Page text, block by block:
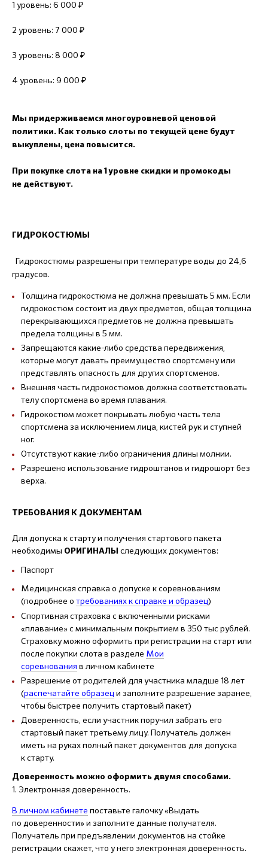
1 уровень: 6 000 ₽
2 уровень: 7 000 ₽
3 уровень: 8 000 ₽
4 уровень: 9 000 ₽
Мы придерживаемся многоуровневой ценовой
политики. Как только слоты по текущей цене будут
выкуплены, цена повысится.
При покупке слота на 1 уровне скидки и промокоды
не действуют.
ГИДРОКОСТЮМЫ
Гидрокостюмы разрешены при температуре воды до 24,6
градусов.
Толщина гидрокостюма не должна превышать 5 мм. Если
гидрокостюм состоит из двух предметов, общая толщина
перекрывающихся предметов не должна превышать
предела толщины в 5 мм.
Запрещаются какие-либо средства передвижения,
которые могут давать преимущество спортсмену или
представлять опасность для других спортсменов.
Внешняя часть гидрокостюмов должна соответствовать
телу спортсмена во время плавания.
Гидрокостюм может покрывать любую часть тела
спортсмена за исключением лица, кистей рук и ступней
ног.
Отсутствуют какие-либо ограничения длины молнии.
Разрешено использование гидроштанов и гидрошорт без
верха.
ТРЕБОВАНИЯ К ДОКУМЕНТАМ
Для допуска к старту и получения стартового пакета
необходимы ОРИГИНАЛЫ следующих документов:
Паспорт
Медицинская справка о допуске к соревнованиям
(подробнее о требованиях к справке и образец)
Спортивная страховка с включенными рисками
«плавание» с минимальным покрытием в 350 тыс рублей.
Страховку можно оформить при регистрации на старт или
после покупки слота в разделе Мои
соревнования в личном кабинете
Разрешение от родителей для участника младше 18 лет
(распечатайте образец и заполните разрешение заранее,
чтобы быстрее получить стартовый пакет)
Доверенность, если участник поручил забрать его
стартовый пакет третьему лицу. Получатель должен
иметь на руках полный пакет документов для допуска
к старту.
Доверенность можно оформить двумя способами.
1. Электронная доверенность.
В личном кабинете поставьте галочку «Выдать
по доверенности» и заполните данные получателя.
Получатель при предъявлении документов на стойке
регистрации скажет, что у него электронная доверенность.